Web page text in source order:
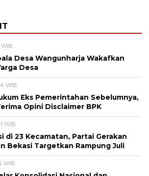
WIB
Desa Wangunharja Wakafkan
Desa
WIB
Eks Pemerintahan Sebelumnya,
Opini Disclaimer BPK
WIB
di 23 Kecamatan, Partai Gerakan
Bekasi Targetkan Rampung Juli
WIB